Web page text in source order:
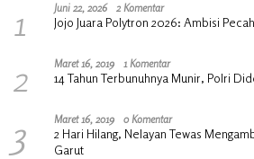
1 Juni 22, 2026 2 Komentar
Jojo Juara Polytron 2026: Ambisi
2 Maret 16, 2019 1 Komentar
14 Tahun Terbunuhnya Munir, Polri
3 Maret 16, 2019 0 Komentar
2 Hari Hilang, Nelayan Tewas
Garut